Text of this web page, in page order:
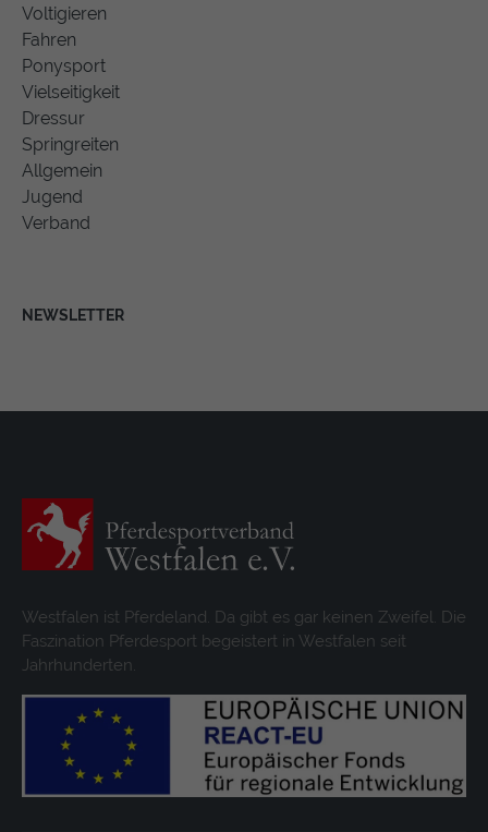
Voltigieren
Fahren
Ponysport
Vielseitigkeit
Dressur
Springreiten
Allgemein
Jugend
Verband
NEWSLETTER
Westfalen ist Pferdeland. Da gibt es gar keinen Zweifel. Die
Faszination Pferdesport begeistert in Westfalen seit
Jahrhunderten.